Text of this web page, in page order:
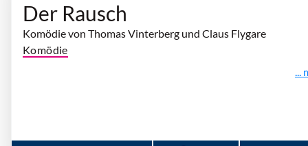
Der Rausch
Komödie von Thomas Vinterberg und Claus Flygare
Komödie
...